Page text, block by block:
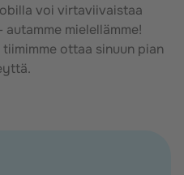
voi virtaviivaistaa
mielellämme!
ottaa sinuun pian